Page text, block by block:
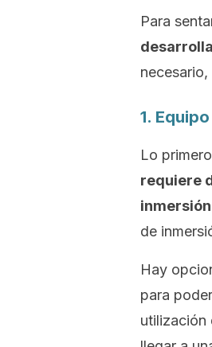
Para
1.
Lo
requiere
inmersión
de
Hay
para
utilización